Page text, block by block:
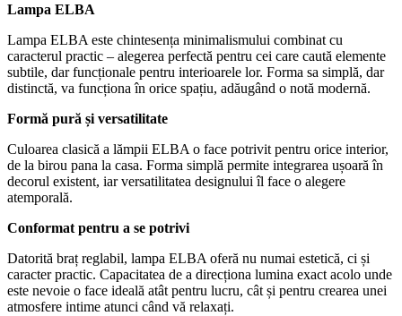
Lampa ELBA
Lampa ELBA este chintesența minimalismului combinat cu
caracterul practic – alegerea perfectă pentru cei care caută elemente
subtile, dar funcționale pentru interioarele lor. Forma sa simplă, dar
distinctă, va funcționa în orice spațiu, adăugând o notă modernă.
Formă pură și versatilitate
Culoarea clasică a lămpii ELBA o face potrivit pentru orice interior,
de la birou pana la casa. Forma simplă permite integrarea ușoară în
decorul existent, iar versatilitatea designului îl face o alegere
atemporală.
Conformat pentru a se potrivi
Datorită braț reglabil, lampa ELBA oferă nu numai estetică, ci și
caracter practic. Capacitatea de a direcționa lumina exact acolo unde
este nevoie o face ideală atât pentru lucru, cât și pentru crearea unei
atmosfere intime atunci când vă relaxați.